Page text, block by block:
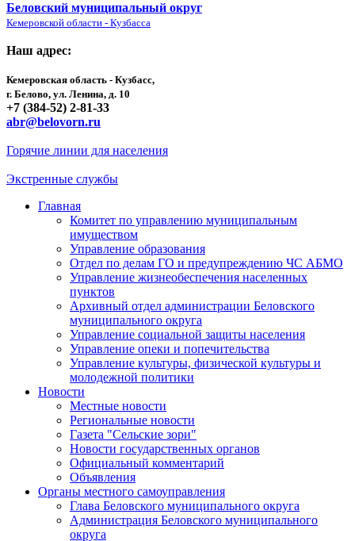
Беловский муниципальный округ
Кемеровской области - Кузбасса
Наш адрес:
Кемеровская область - Кузбасс,
г. Белово, ул. Ленина, д. 10
+7 (384-52) 2-81-33
abr@belovorn.ru
Горячие линии для населения
Экстренные службы
Главная
Комитет по управлению муниципальным
имуществом
Управление образования
Отдел по делам ГО и предупреждению ЧС АБМО
Управление жизнеобеспечения населенных
пунктов
Архивный отдел администрации Беловского
муниципального округа
Управление социальной защиты населения
Управление опеки и попечительства
Управление культуры, физической культуры и
молодежной политики
Новости
Местные новости
Региональные новости
Газета "Сельские зори"
Новости государственных органов
Официальный комментарий
Объявления
Органы местного самоуправления
Глава Беловского муниципального округа
Администрация Беловского муниципального
округа